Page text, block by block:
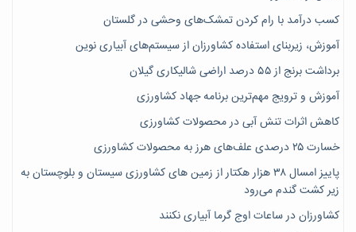
کسب درآمد با رام کردن تمشک‌های وحشی در گلستان
آموزش، زیربنای استفاده کشاورزان از سیستم‌های آبیاری نوین
برداشت برنج از ۵۵ درصد اراضی شالیکاری گیلان
آموزش و ترویج مهم‌ترین برنامه جهاد کشاورزی
کاهش اثرات تنش آبی در محصولات کشاورزی
خسارت ۲۵ درصدی علف‌های هرز به محصولات کشاورزی
پاییز امسال ۳۸ هزار هکتار از زمین های کشاورزی سیستان و بلوچستان به
زیر کشت گندم می‌رود
کشاورزان در ساعات اوج گرما آبیاری نکنند